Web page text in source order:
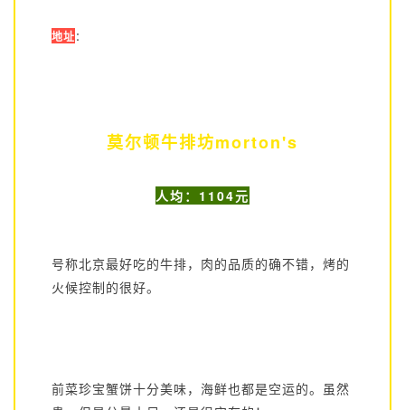
地址：
莫尔顿牛排坊morton's
人均：1104元
号称北京最好吃的牛排，肉的品质的确不错，烤的
火候控制的很好。
前菜珍宝蟹饼十分美味，海鲜也都是空运的。虽然